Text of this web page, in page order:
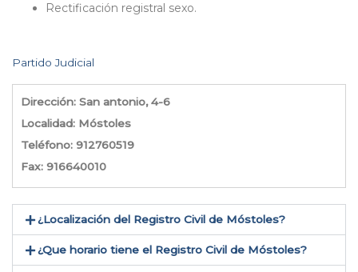
Rectificación registral sexo.
Partido Judicial
Dirección: San antonio, 4-6
Localidad: Móstoles
Teléfono: 912760519
Fax: 916640010
¿Localización del Registro Civil de Móstoles​?
¿Que horario tiene el Registro Civil de Móstoles?